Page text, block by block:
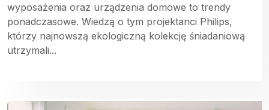
wyposażenia oraz urządzenia domowe to trendy
ponadczasowe. Wiedzą o tym projektanci Philips,
którzy najnowszą ekologiczną kolekcję śniadaniową
utrzymali...